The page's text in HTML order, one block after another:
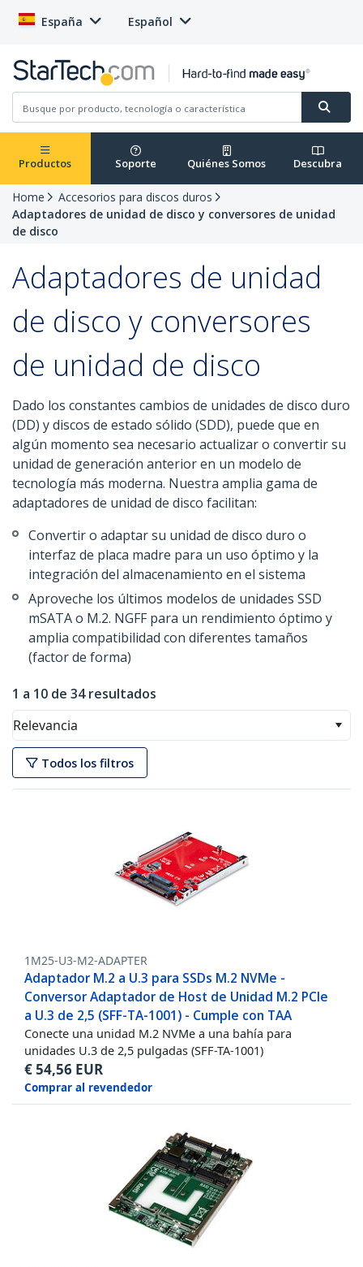
España Español
Productos Soporte Quiénes Somos Descubra
Home
Accesorios para discos duros
Adaptadores de unidad de disco y conversores de unidad
de disco
Adaptadores de unidad
de disco y conversores
de unidad de disco
Dado los constantes cambios de unidades de disco duro
(DD) y discos de estado sólido (SDD), puede que en
algún momento sea necesario actualizar o convertir su
unidad de generación anterior en un modelo de
tecnología más moderna. Nuestra amplia gama de
adaptadores de unidad de disco facilitan:
Convertir o adaptar su unidad de disco duro o
interfaz de placa madre para un uso óptimo y la
integración del almacenamiento en el sistema
Aproveche los últimos modelos de unidades SSD
mSATA o M.2. NGFF para un rendimiento óptimo y
amplia compatibilidad con diferentes tamaños
(factor de forma)
1 a 10 de 34 resultados
Relevancia
Todos los filtros
1M25-U3-M2-ADAPTER
Adaptador M.2 a U.3 para SSDs M.2 NVMe -
Conversor Adaptador de Host de Unidad M.2 PCIe
a U.3 de 2,5 (SFF-TA-1001) - Cumple con TAA
Conecte una unidad M.2 NVMe a una bahía para
unidades U.3 de 2,5 pulgadas (SFF-TA-1001)
€54,56 EUR
Comprar al revendedor